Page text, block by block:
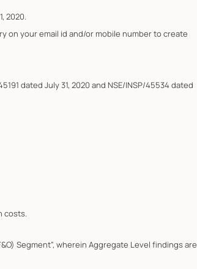
2020.
on your email id and/or mobile number to create
dated July 31, 2020 and NSE/INSP/45534 dated
costs.
Segment”, wherein Aggregate Level findings are